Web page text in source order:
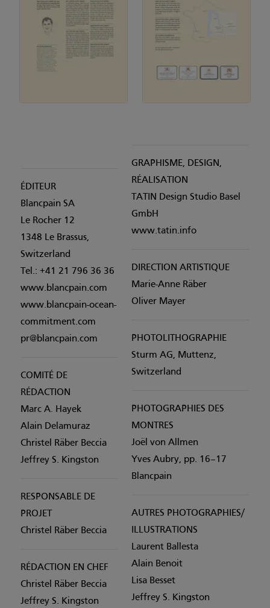
ÉDITEUR
Blancpain SA
Le Rocher 12
1348 Le Brassus,
Switzerland
Tel.: +41 21 796 36 36
www.blancpain.com
www.blancpain-ocean-
commitment.com
pr@blancpain.com
COMITÉ DE
RÉDACTION
Marc A. Hayek
Alain Delamuraz
Christel Räber Beccia
Jeffrey S. Kingston
RESPONSABLE DE
PROJET
Christel Räber Beccia
RÉDACTION EN CHEF
Christel Räber Beccia
Jeffrey S. Kingston
GRAPHISME, DESIGN,
RÉALISATION
TATIN Design Studio Basel
GmbH
www.tatin.info
DIRECTION ARTISTIQUE
Marie-Anne Räber
Oliver Mayer
PHOTOLITHOGRAPHIE
Sturm AG, Muttenz,
Switzerland
PHOTOGRAPHIES DES
MONTRES
Joël von Allmen
Yves Aubry, pp. 16–17
Blancpain
AUTRES PHOTOGRAPHIES/
ILLUSTRATIONS
Laurent Ballesta
Alain Benoit
Lisa Besset
Jeffrey S. Kingston